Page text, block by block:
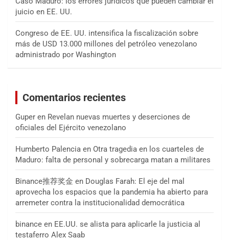
juicio en EE. UU.
Congreso de EE. UU. intensifica la fiscalización sobre
más de USD 13.000 millones del petróleo venezolano
administrado por Washington
Comentarios recientes
Guper en Revelan nuevas muertes y deserciones de
oficiales del Ejército venezolano
Humberto Palencia en Otra tragedia en los cuarteles de
Maduro: falta de personal y sobrecarga matan a militares
Binance推荐奖金 en Douglas Farah: El eje del mal
aprovecha los espacios que la pandemia ha abierto para
arremeter contra la institucionalidad democrática
binance en EE.UU. se alista para aplicarle la justicia al
testaferro Alex Saab